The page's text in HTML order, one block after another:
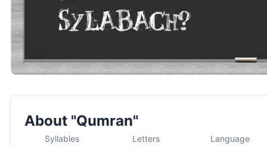
About "Qumran"
Syllables Letters Language